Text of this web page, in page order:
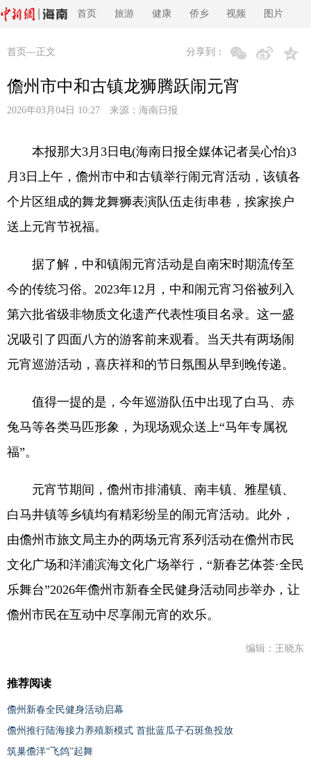
首页 旅游 健康 侨乡 视频 图片
首页 —正文 分享到：
儋州市中和古镇龙狮腾跃闹元宵
2026年03月04日 10:27 来源： 海南日报
本报那大3月3日电(海南日报全媒体记者吴心怡)3
月3日上午，儋州市中和古镇举行闹元宵活动，该镇各
个片区组成的舞龙舞狮表演队伍走街串巷，挨家挨户
送上元宵节祝福。
据了解，中和镇闹元宵活动是自南宋时期流传至
今的传统习俗。2023年12月，中和闹元宵习俗被列入
第六批省级非物质文化遗产代表性项目名录。这一盛
况吸引了四面八方的游客前来观看。当天共有两场闹
元宵巡游活动，喜庆祥和的节日氛围从早到晚传递。
值得一提的是，今年巡游队伍中出现了白马、赤
兔马等各类马匹形象，为现场观众送上“马年专属祝
福”。
元宵节期间，儋州市排浦镇、南丰镇、雅星镇、
白马井镇等乡镇均有精彩纷呈的闹元宵活动。此外，
由儋州市旅文局主办的两场元宵系列活动在儋州市民
文化广场和洋浦滨海文化广场举行，“新春艺体荟·全民
乐舞台”2026年儋州市新春全民健身活动同步举办，让
儋州市民在互动中尽享闹元宵的欢乐。
编辑：王晓东
推荐阅读
儋州新春全民健身活动启幕
儋州推行陆海接力养殖新模式 首批蓝瓜子石斑鱼投放
筑巢儋洋“飞鸽”起舞